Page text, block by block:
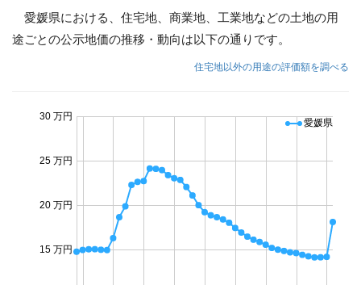
愛媛県における、住宅地、商業地、工業地などの土地の用
途ごとの公示地価の推移・動向は以下の通りです。
住宅地以外の用途の評価額を調べる
15 万円
20 万円
25 万円
30 万円
愛媛県